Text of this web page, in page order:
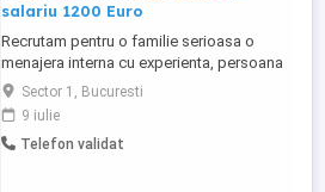
salariu 1200 Euro
Recrutam pentru o familie serioasa o
menajera interna cu experienta, persoana
responsabila, pentru o colaborare stabila
pe termen lung. Locatie: vila (300 mp) -
Bucuresti sector 1 Program de lucru:
Program intern. Oferta: 1200 Euro Contract
Sector 1, Bucuresti
9 iulie
Telefon validat